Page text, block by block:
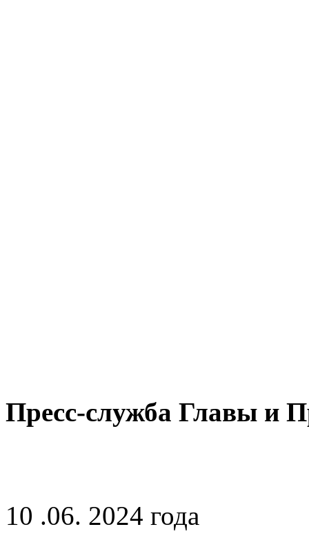
Пресс-служба Главы и
10 .06. 2024 года